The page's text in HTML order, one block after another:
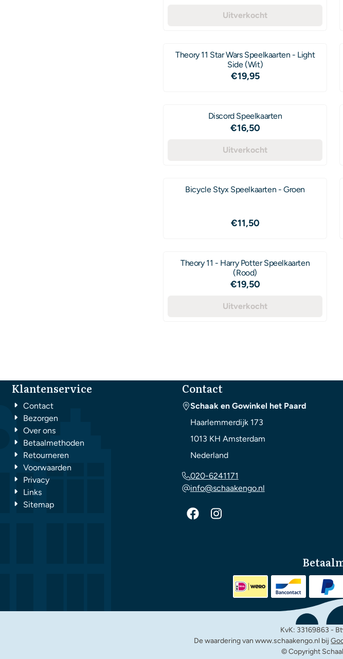
Uitverkocht
Theory 11 Star Wars Speelkaarten - Light
Side (Wit)
Prijs: 19,95
€19,95
Discord Speelkaarten
Prijs: 16,50
€16,50
Uitverkocht
Bicycle Styx Speelkaarten - Groen
Prijs: 11,50
€11,50
Theory 11 - Harry Potter Speelkaarten
(Rood)
Prijs: 19,50
€19,50
Uitverkocht
Klantenservice
Contact
Bezorgen
Over ons
Betaalmethoden
Retourneren
Voorwaarden
Privacy
Links
Sitemap
Contact
Schaak en Gowinkel het Paard
Haarlemmerdijk 173
1013 KH Amsterdam
Nederland
020-6241171
info@schaakengo.nl
KvK: 33169863 -
De waardering van www.schaakengo.nl bij
© Copyright